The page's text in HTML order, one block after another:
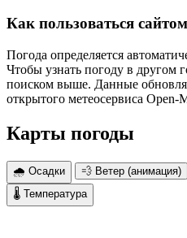
Как пользоваться сайтом
Погода определяется
Чтобы узнать погоду в другом
поиском выше. Данные
открытого метеосервиса Open-
Карты погоды
🌧 Осадки 💨 Ветер (анимация)
🌡 Температура